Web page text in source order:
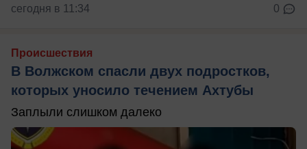
сегодня в 11:34 0
Происшествия
В Волжском спасли двух подростков,
которых уносило течением Ахтубы
Заплыли слишком далеко